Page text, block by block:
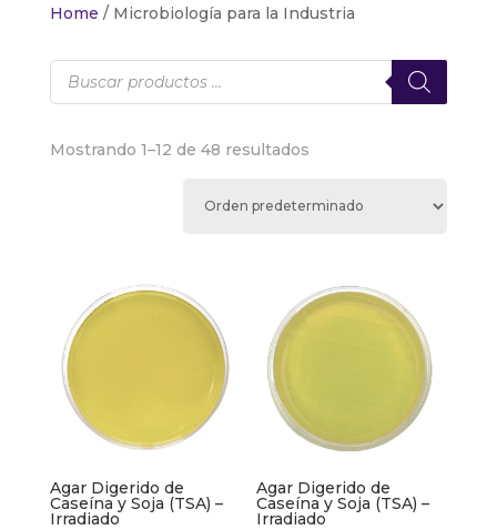
Home / Microbiología para la Industria
Products
search
Mostrando 1–12 de 48 resultados
Agar Digerido de
Caseína y Soja (TSA) –
Irradiado
Agar Digerido de
Caseína y Soja (TSA) –
Irradiado